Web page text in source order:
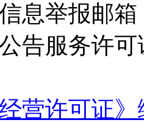
息举报邮箱
服务许可
营许可证